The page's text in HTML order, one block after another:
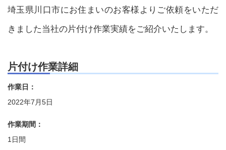
埼玉県川口市にお住まいのお客様よりご依頼をいただ
きました当社の片付け作業実績をご紹介いたします。
片付け作業詳細
作業日：
2022年7月5日
作業期間：
1日間